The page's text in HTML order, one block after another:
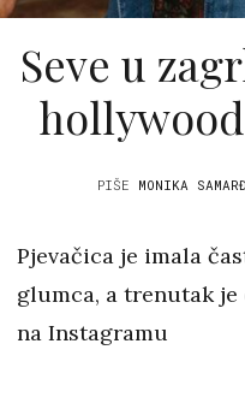
Seve u
PIŠE MONIKA
Pjevačica je imala
glumca, a trenutak
na Instagramu